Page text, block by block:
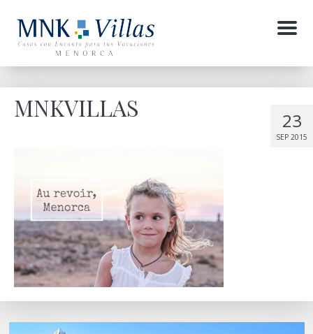
Menu
23
SEP 2015
MNKVILLAS